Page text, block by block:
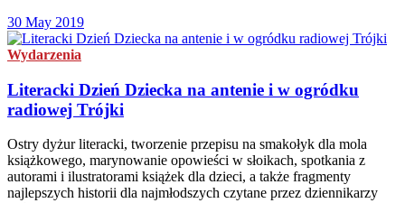
30 May 2019
Wydarzenia
Literacki Dzień Dziecka na antenie i w ogródku
radiowej Trójki
Ostry dyżur literacki, tworzenie przepisu na smakołyk dla mola
książkowego, marynowanie opowieści w słoikach, spotkania z
autorami i ilustratorami książek dla dzieci, a także fragmenty
najlepszych historii dla najmłodszych czytane przez dziennikarzy